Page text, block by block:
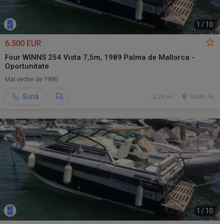
1 /10
6.500 EUR
Four WINNS 254 Vista 7,5m, 1989 Palma de Mallorca -
Oportunitate
Mai veche de 1990
Sună Galati, GL
29 jul.
1 /10